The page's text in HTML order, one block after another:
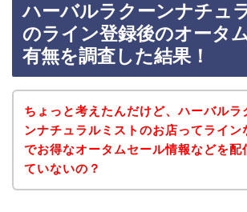
ハーバルラクーンナチュ
のライン登録後のオータ
有無を調査した結果！
ちょっと考えたんだけど、ハーバルラ
ンナチュラルミストのお店ってライン
でお得なオータムセール情報などを配
ていないの？